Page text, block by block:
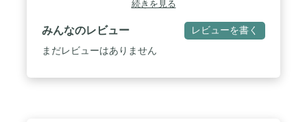
続きを見る
みんなのレビュー レビューを書く
まだレビューはありません